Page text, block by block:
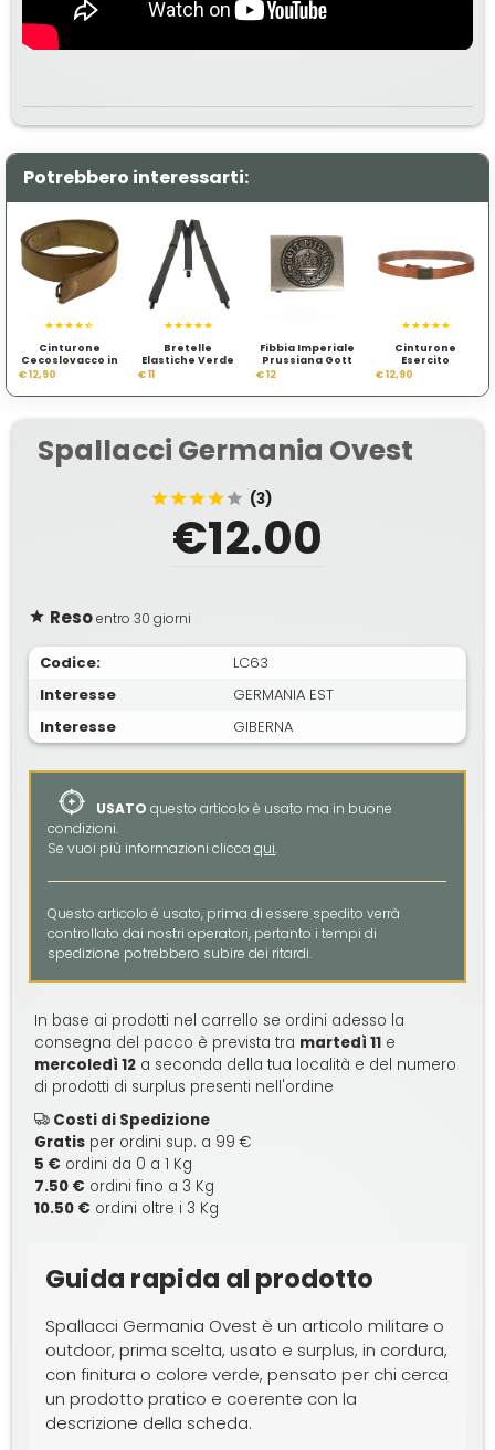
Potrebbero interessarti:
Cinturone
Cecoslovacco in
Cuoio Neutro
€ 12,90
Bretelle
Elastiche Verde
€ 11
Fibbia Imperiale
Prussiana Gott
€ 12
Cinturone
Esercito
Cecoslovacco
€ 12,90
Spallacci Germania Ovest
(3)
€12.00
Resoentro 30 giorni
Codice:
LC63
Interesse
GERMANIA EST
Interesse
GIBERNA
USATO questo articolo è usato ma in buone
condizioni.
Se vuoi più informazioni cliccaqui.
Questo articolo é usato, prima di essere spedito verrà
controllato dai nostri operatori, pertanto i tempi di
spedizione potrebbero subire dei ritardi.
In base ai prodotti nel carrello se ordini adesso la
consegna del pacco è prevista tra martedì 11 e
mercoledì 12 a seconda della tua località e del numero
di prodotti di surplus presenti nell'ordine
Costi di Spedizione
Gratis per ordini sup. a 99 €
5 € ordini da 0 a 1 Kg
7.50 € ordini fino a 3 Kg
10.50 € ordini oltre i 3 Kg
Guida rapida al prodotto
Spallacci Germania Ovest è un articolo militare o
outdoor, prima scelta, usato e surplus, in cordura,
con finitura o colore verde, pensato per chi cerca
un prodotto pratico e coerente con la
descrizione della scheda.